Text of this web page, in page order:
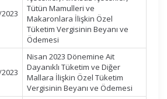
Tütün Mamulleri ve
Makaronlara İlişkin Özel
Tüketim Vergisinin Beyanı ve
Ödemesi
Nisan 2023 Dönemine Ait
Dayanıklı Tüketim ve Diğer
Mallara İlişkin Özel Tüketim
Vergisinin Beyanı ve Ödemesi